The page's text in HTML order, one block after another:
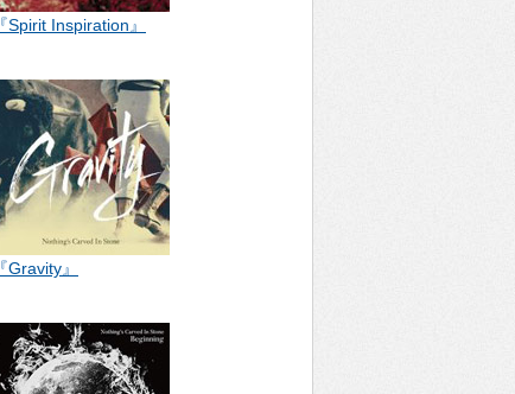
『Spirit Inspiration』
『Gravity』